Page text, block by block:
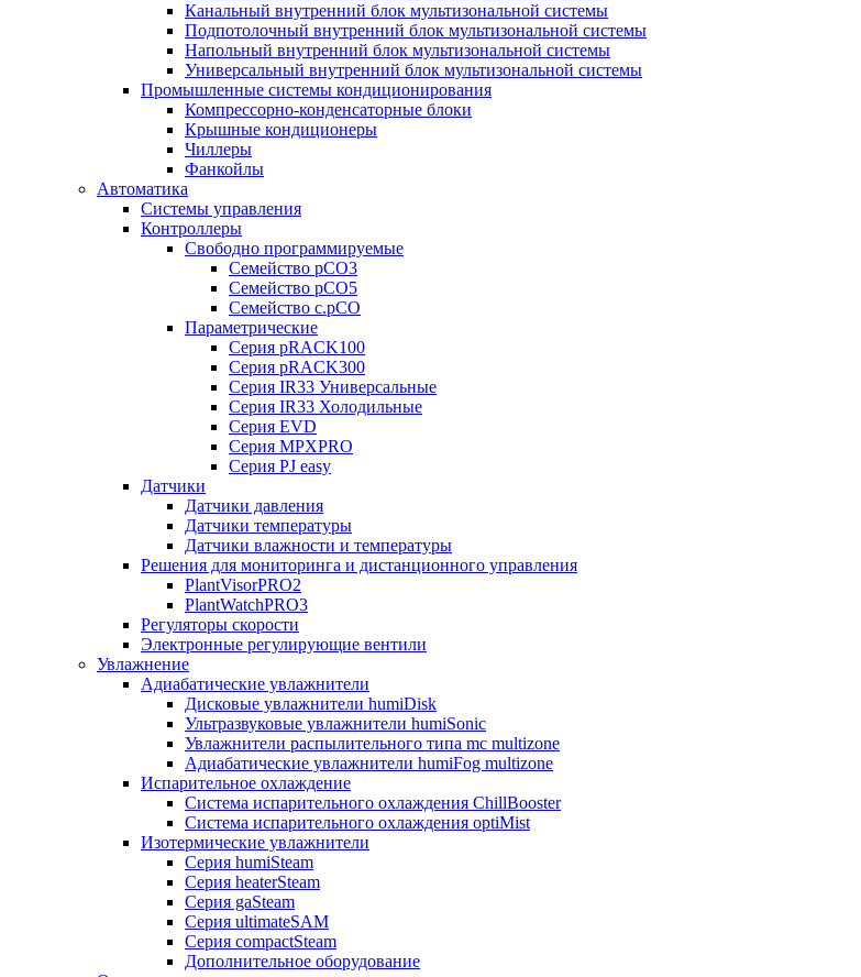
Канальный внутренний блок мультизональной системы
Подпотолочный внутренний блок мультизональной системы
Напольный внутренний блок мультизональной системы
Универсальный внутренний блок мультизональной системы
Промышленные системы кондиционирования
Компрессорно-конденсаторные блоки
Крышные кондиционеры
Чиллеры
Фанкойлы
Автоматика
Системы управления
Контроллеры
Свободно программируемые
Семейство pCO3
Семейство pCO5
Семейство c.pCO
Параметрические
Серия pRACK100
Серия pRACK300
Серия IR33 Универсальные
Серия IR33 Холодильные
Серия EVD
Серия MPXPRO
Серия PJ easy
Датчики
Датчики давления
Датчики температуры
Датчики влажности и температуры
Решения для мониторинга и дистанционного управления
PlantVisorPRO2
PlantWatchPRO3
Регуляторы скорости
Электронные регулирующие вентили
Увлажнение
Адиабатические увлажнители
Дисковые увлажнители humiDisk
Ультразвуковые увлажнители humiSonic
Увлажнители распылительного типа mc multizone
Адиабатические увлажнители humiFog multizone
Испарительное охлаждение
Система испарительного охлаждения ChillBooster
Система испарительного охлаждения optiMist
Изотермические увлажнители
Серия humiSteam
Серия heaterSteam
Серия gaSteam
Серия ultimateSAM
Серия compactSteam
Дополнительное оборудование